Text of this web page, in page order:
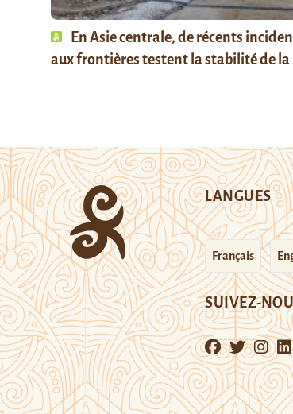
En Asie centrale, de récents
aux frontières testent la stabilité de la
LANGUES
Français
SUIVEZ-